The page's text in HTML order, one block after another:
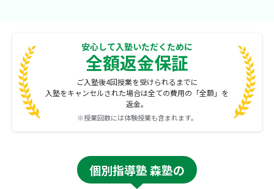
安心して入塾いただくために
全額返金保証
ご入塾後4回授業を受けられるまでに
入塾をキャンセルされた場合は全ての費用の「全額」を
返金。
※授業回数には体験授業も含まれます。
個別指導塾 森塾の